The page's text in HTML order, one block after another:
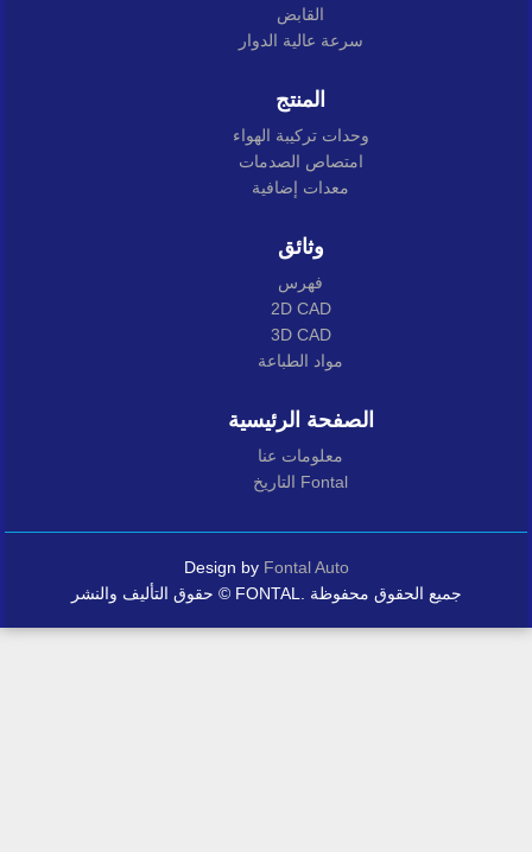
القابض
سرعة عالية الدوار
المنتج
وحدات تركيبة الهواء
امتصاص الصدمات
معدات إضافية
وثائق
فهرس
2D CAD
3D CAD
مواد الطباعة
الصفحة الرئيسية
معلومات عنا
التاريخ Fontal
Design by Fontal Auto
حقوق التأليف والنشر © FONTAL. جميع الحقوق محفوظة